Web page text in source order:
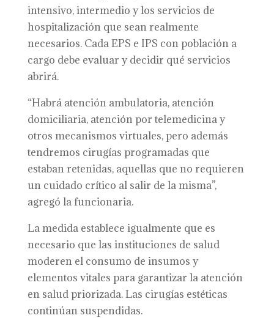
intensivo, intermedio y los servicios de
hospitalización que sean realmente
necesarios. Cada EPS e IPS con población a
cargo debe evaluar y decidir qué servicios
abrirá.
“Habrá atención ambulatoria, atención
domiciliaria, atención por telemedicina y
otros mecanismos virtuales, pero además
tendremos cirugías programadas que
estaban retenidas, aquellas que no requieren
un cuidado crítico al salir de la misma”,
agregó la funcionaria.
La medida establece igualmente que es
necesario que las instituciones de salud
moderen el consumo de insumos y
elementos vitales para garantizar la atención
en salud priorizada. Las cirugías estéticas
continúan suspendidas.